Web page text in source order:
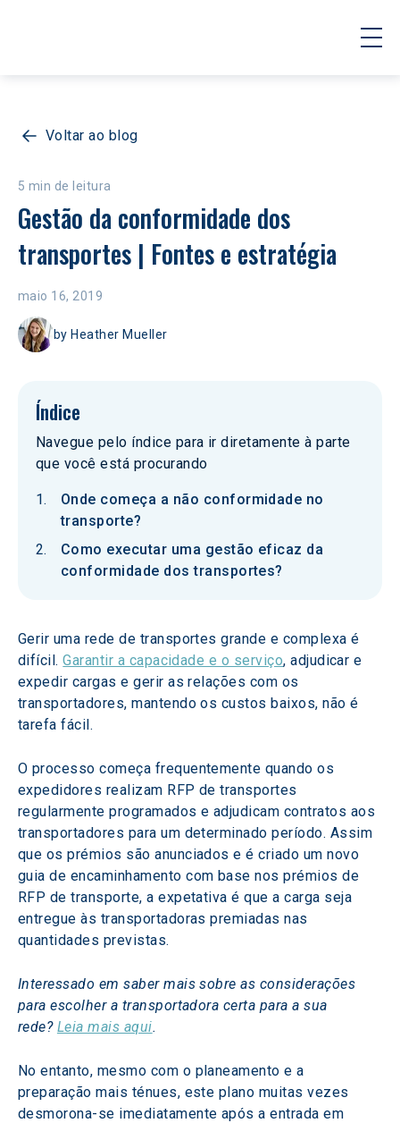
Voltar ao blog
5 min de leitura
Gestão da conformidade dos
transportes | Fontes e estratégia
maio 16, 2019
by Heather Mueller
Índice
Navegue pelo índice para ir diretamente à parte
que você está procurando
Onde começa a não conformidade no
transporte?
Como executar uma gestão eficaz da
conformidade dos transportes?
Gerir uma rede de transportes grande e complexa é
difícil. Garantir a capacidade e o serviço, adjudicar e
expedir cargas e gerir as relações com os
transportadores, mantendo os custos baixos, não é
tarefa fácil.
O processo começa frequentemente quando os
expedidores realizam RFP de transportes
regularmente programados e adjudicam contratos aos
transportadores para um determinado período. Assim
que os prémios são anunciados e é criado um novo
guia de encaminhamento com base nos prémios de
RFP de transporte, a expetativa é que a carga seja
entregue às transportadoras premiadas nas
quantidades previstas.
Interessado em saber mais sobre as considerações
para escolher a transportadora certa para a sua
rede? Leia mais aqui.
No entanto, mesmo com o planeamento e a
preparação mais ténues, este plano muitas vezes
desmorona-se imediatamente após a entrada em